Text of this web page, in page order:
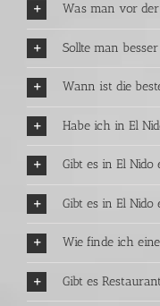
Was man vor
Sollte man
Wann ist die
Habe ich in El
Gibt es in El Nido
Gibt es in El
Wie finde ich
Gibt es